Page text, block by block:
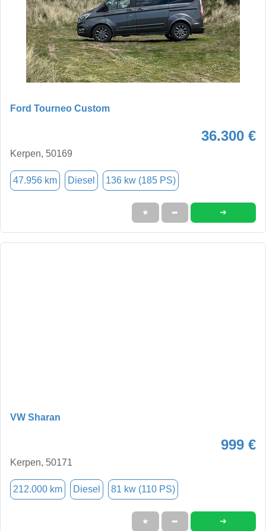
Ford Tourneo Custom
36.300 €
Kerpen, 50169
47.956 km Diesel 136 kw (185 PS)
★ ➦ ➜
VW Sharan
999 €
Kerpen, 50171
212.000 km Diesel 81 kw (110 PS)
★ ➦ ➜